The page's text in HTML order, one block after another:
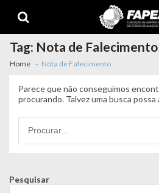
navigation
content
Tag: Nota de Falecimento
Home Nota de Falecimento
Parece que não conseguimos
procurando. Talvez uma busca possa
por:
Pesquisar